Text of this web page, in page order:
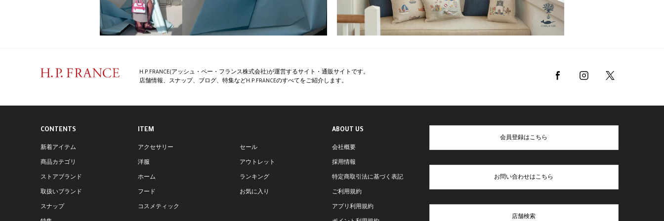
H.P.FRANCE(アッシュ・ペー・フランス株式会社)が運営するサイト・通販サイトです。
店舗情報、スナップ、ブログ、特集などH.P.FRANCEのすべてをご紹介します。
CONTENTS
新着アイテム
商品カテゴリ
ストアブランド
取扱いブランド
スナップ
ITEM
アクセサリー
洋服
ホーム
フード
コスメティック
セール
アウトレット
ランキング
お気に入り
ABOUT US
会社概要
採用情報
特定商取引法に基づく表記
ご利用規約
アプリ利用規約
会員登録はこちら
お問い合わせはこちら
店舗検索